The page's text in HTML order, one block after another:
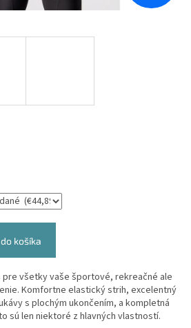
košíka
všetky vaše športové, rekreačné ale
Komfortne elastický strih, excelentný
s plochým ukončením, a kompletná
sú len niektoré z hlavných vlastností.